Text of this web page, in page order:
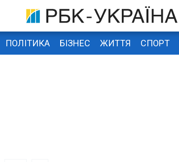
ПОЛІТИКА БІЗНЕС ЖИТТЯ СПОРТ